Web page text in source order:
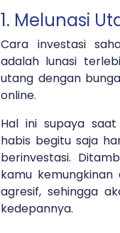
1. Melunasi
Cara investasi
adalah lunasi
utang dengan
online.
Hal ini supaya
habis begitu saja
berinvestasi.
kamu
agresif, sehingga
kedepannya.